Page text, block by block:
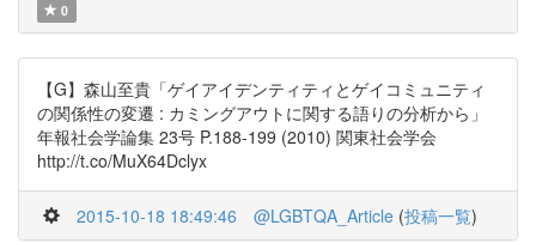
0
【G】森山至貴「ゲイアイデンティティとゲイコミュニティ
の関係性の変遷 : カミングアウトに関する語りの分析から」
年報社会学論集 23号 P.188-199 (2010) 関東社会学会
http://t.co/MuX64Dclyx
2015-10-18 18:49:46 @LGBTQA_Article (投稿一覧)